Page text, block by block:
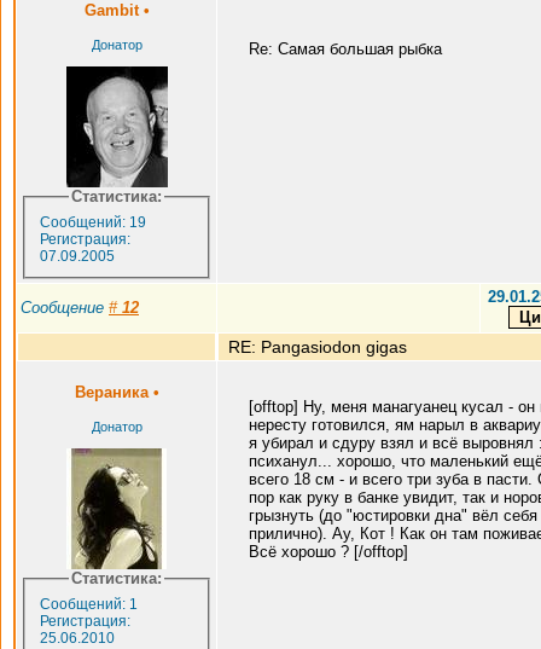
Gambit •
Донатор
Статистика:
Сообщений: 19
Регистрация:
07.09.2005
Re: Самая большая рыбка
Сообщение # 12
RE: Pangasiodon gigas
Вераника •
Донатор
Статистика:
Сообщений: 1
Регистрация:
25.06.2010
[offtop] Ну, меня манагуанец кусал - он
нересту готовился, ям нарыл в
я убирал и сдуру взял и всё выровнял
психанул... хорошо, что маленький
всего 18 см - и всего три зуба в пасти.
пор как руку в банке увидит, так и
грызнуть (до "юстировки дна" вёл себя
прилично). Ау, Кот ! Как он там
Всё хорошо ? [/offtop]